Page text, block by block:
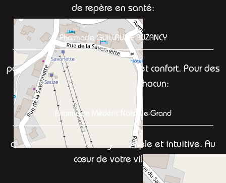
de repère en santé:
Pharmacie GUILLAUME BUZANCY
pour concilier sécurité, efficacité et confort. Pour des
conseils adaptés à chacun:
Pharmacie Médéric Noisy-le-Grand
avec une interface en ligne simple et intuitive. Au
cœur de votre ville,